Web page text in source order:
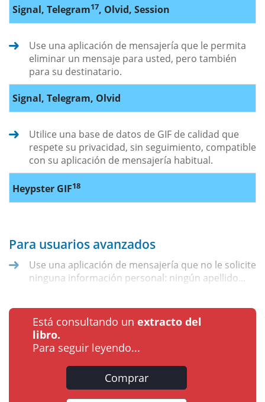
Signal, Telegram17, Olvid, Session
Use una aplicación de mensajería que le permita
eliminar un mensaje para usted, pero también
para su destinatario.
Signal, Telegram, Olvid
Utilice una base de datos de GIF de calidad que
respete su privacidad, sin seguimiento, compatible
con su aplicación de mensajería habitual.
Heypster GIF18
Para usuarios avanzados
Use una aplicación de mensajería que no le solicite
ninguna información personal: ningún apellido...
Está consultando un extracto del
libro.
Para seguir leyendo...
Comprar